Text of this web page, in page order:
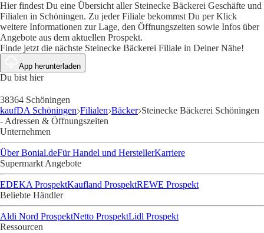
Hier findest Du eine Übersicht aller Steinecke Bäckerei Geschäfte und
Filialen in Schöningen. Zu jeder Filiale bekommst Du per Klick
weitere Informationen zur Lage, den Öffnungszeiten sowie Infos über
Angebote aus dem aktuellen Prospekt.
Finde jetzt die nächste Steinecke Bäckerei Filiale in Deiner Nähe!
App herunterladen
Du bist hier
38364 Schöningen
kaufDA Schöningen Filialen Bäcker Steinecke Bäckerei Schöningen
- Adressen & Öffnungszeiten
Unternehmen
Über Bonial.deFür Handel und HerstellerKarriere
Supermarkt Angebote
EDEKA ProspektKaufland ProspektREWE Prospekt
Beliebte Händler
Aldi Nord ProspektNetto ProspektLidl Prospekt
Ressourcen